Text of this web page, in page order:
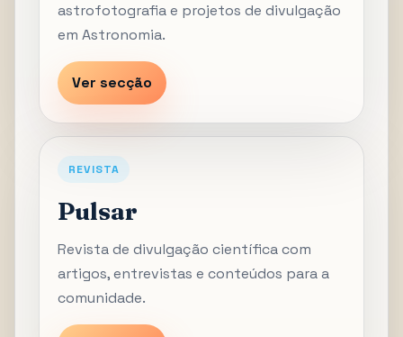
astrofotografia e projetos de divulgação
em Astronomia.
Ver secção
REVISTA
Pulsar
Revista de divulgação científica com
artigos, entrevistas e conteúdos para a
comunidade.